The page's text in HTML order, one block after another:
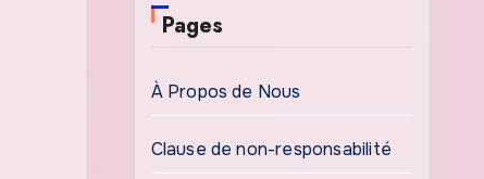
Pages
À Propos de Nous
Clause de non-responsabilité